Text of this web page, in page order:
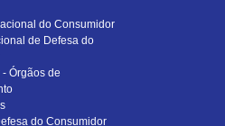
do Consumidor
de Defesa do
Órgãos de
do Consumidor